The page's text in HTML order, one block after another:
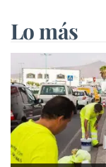
Lo más